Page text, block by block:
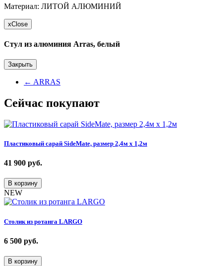
Материал: ЛИТОЙ АЛЮМИНИЙ
xClose
Стул из алюминия Arras, белый
Закрыть
← ARRAS
Сейчас покупают
Пластиковый сарай SideMate, размер 2,4м х 1,2м
41 900 руб.
В корзину
NEW
Столик из ротанга LARGO
6 500 руб.
В корзину